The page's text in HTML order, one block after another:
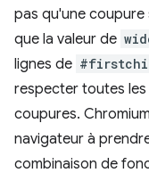
pas qu'une
que la valeur de
lignes de
respecter toutes
coupures.
navigateur à
combinaison de